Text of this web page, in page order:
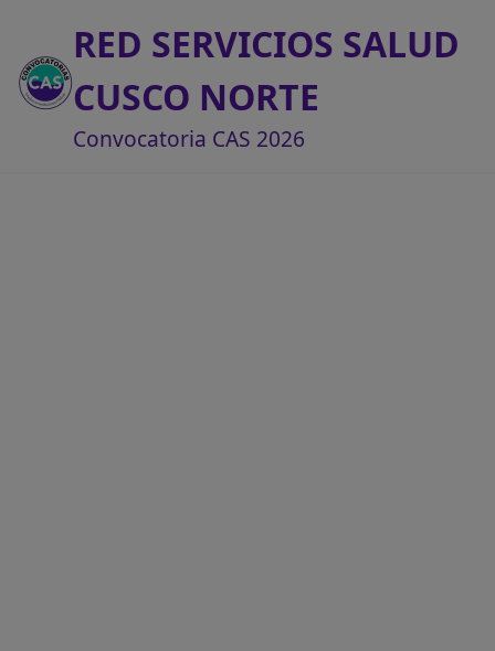
RED SERVICIOS SALUD
CUSCO NORTE
Convocatoria CAS 2026